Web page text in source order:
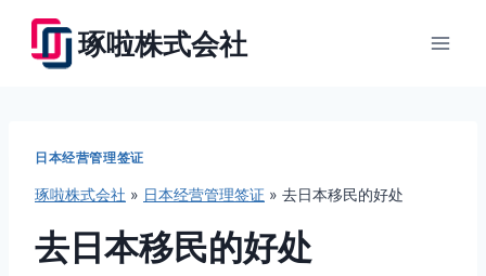
琢啦株式会社
日本经营管理签证
琢啦株式会社 » 日本经营管理签证 » 去日本移民的好处
去日本移民的好处